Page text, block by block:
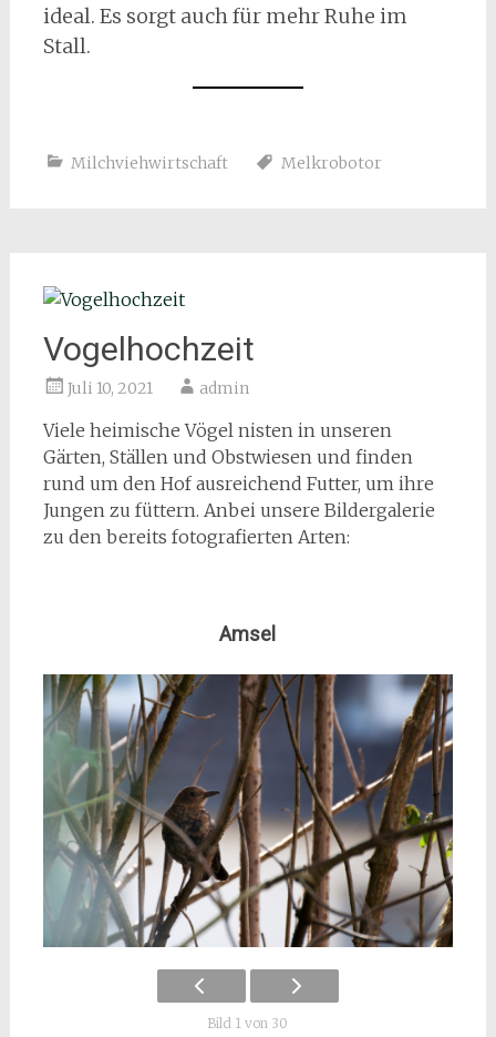
ideal. Es sorgt auch für mehr Ruhe im
Stall.
Milchviehwirtschaft Melkrobotor
Vogelhochzeit
Juli 10, 2021 admin
Viele heimische Vögel nisten in unseren
Gärten, Ställen und Obstwiesen und finden
rund um den Hof ausreichend Futter, um ihre
Jungen zu füttern. Anbei unsere Bildergalerie
zu den bereits fotografierten Arten:
Amsel
Bild 1 von 30